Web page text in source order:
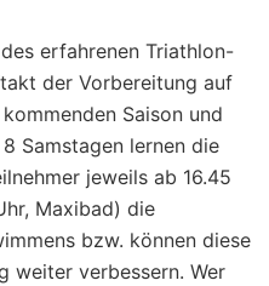
erfahrenen Triathlon-
der Vorbereitung auf
Saison und
Samstagen lernen die
jeweils ab 16.45
Maxibad) die
bzw. können diese
weiter verbessern. Wer